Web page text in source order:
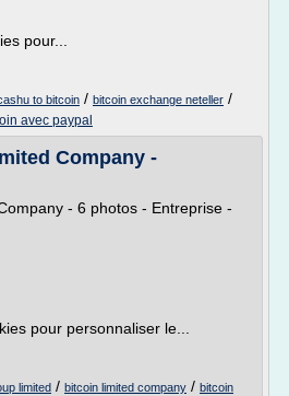
pour...
to bitcoin / bitcoin exchange neteller /
avec paypal
Company -
- 6 photos - Entreprise -
pour personnaliser le...
limited / bitcoin limited company / bitcoin